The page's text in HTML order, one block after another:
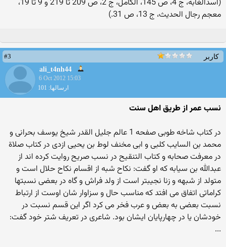
(اسدالغابه، ج 4، ص 145، الکامل، ج 2، ص 209 تا 219 و 9 تا 19،
معجم رجال الحدیث، ج 13، ص 31.)
کاربر
#3
ali_t4nh44
6 Oct 2012 15:03
ارسالها: 101
نسب عمر از طریق اهل سنت
در کتاب شاخه طوبی صفحه 1 عالم جلیل القدر شیخ یوسف بحرانی و
محمد بن السایب کلبی و ابی مخنف لوط بن یحیی ازدی در کتاب صلاة
در معرفت صحابه و کتاب التنقیح در نسب صریح روایت کرده اند از
عبدالله بن سیابه که او گفت: نکاح شبه از اقسام نکاح حلال است و
متولد از شبهه و زنا نجیبتر است از ولد فراش و گاه در بعضی نسبتها
کراماتی اتفاق می افتد که مناسب حال و سزاوار شان اوست از ارتباط
نسبت بعضی به بعض و عرب فخر می کرد اگر این قسم نسبت در
خودشان یا در چهارپایان ایشان بود. شاعری در تعریف شتر خود گفت:
...